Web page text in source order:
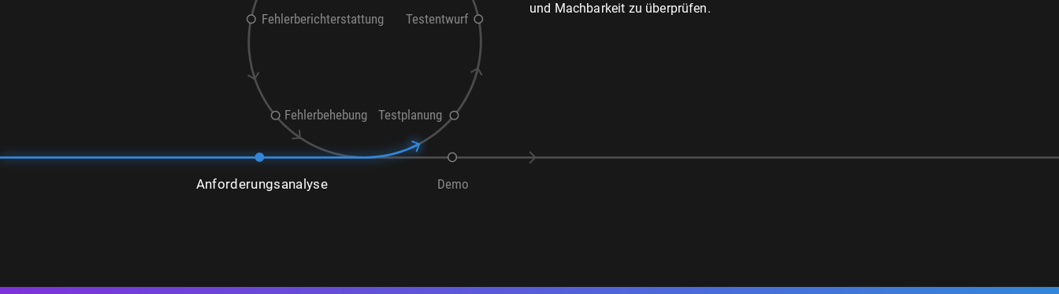
und Machbarkeit zu überprüfen.
Demo
Fehlerbehebung
Fehlerberichterstattung Testentwurf
Testplanung
Anforderungsanalyse